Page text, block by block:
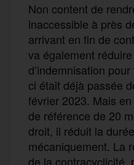
Non content de
inaccessible à près
arrivant en fin de
va également
d’indemnisation
ci était déjà passée
février 2023. Mais
de référence de 20
droit, il réduit la
mécaniquement. La
de la contracyclicité,